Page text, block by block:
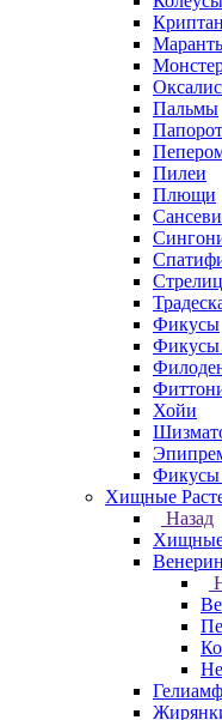
Пальмы
Пилеи
Плющи
Фикусы
Фикусы
Хойи
Фикусы
Хищные
Назад
Хищные